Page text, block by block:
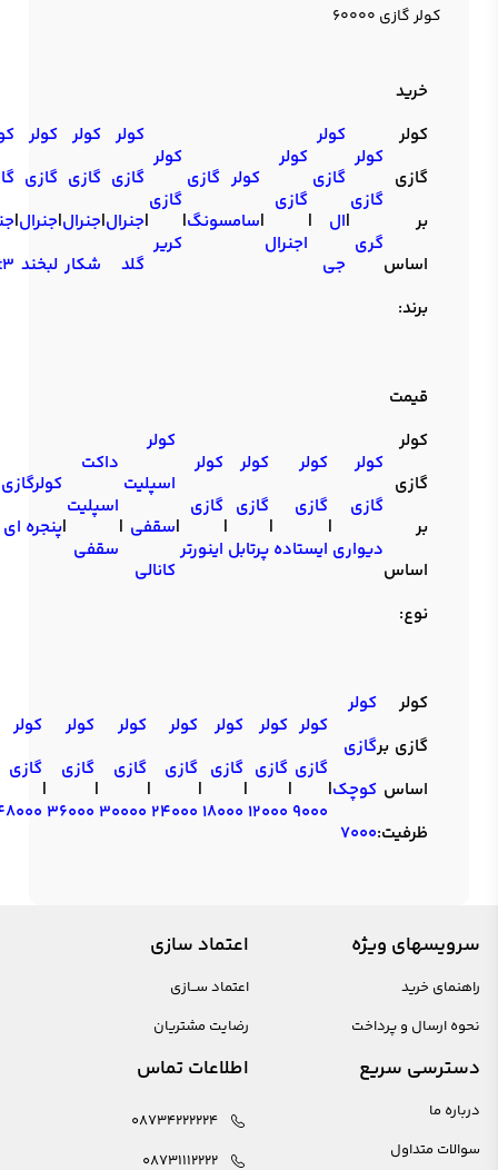
کولر گازی 60000
خرید
کولر
گازی
بر
اساس
برند:
کولر
گازی
گری
|
کولر
گازی
ال
جی
|
کولر
گازی
اجنرال
|
کولر گازی
سامسونگ|
کولر
گازی
کریر
|
کولر
گازی
جنرال
گلد
|
کولر
گازی
جنرال
شکار
|
کولر
گازی
جنرال
لبخند
|
قیمت
کولر
گازی
بر
اساس
نوع:
کولر
گازی
دیواری
|
کولر
گازی
ایستاده
|
کولر
گازی
پرتابل
|
کولر
گازی
اینورتر
|
کولر
اسپلیت
سقفی
کانالی
|
داکت
اسپلیت
سقفی
|
کولرگازی
پنجره ای
کولر
گازی بر
اساس
ظرفیت:
کولر
گازی
کوچک
7000
|
کولر
گازی
9000
|
کولر
گازی
12000
|
کولر
گازی
18000
|
کولر
گازی
24000
|
کولر
گازی
30000
|
کولر
گازی
36000
|
کولر
گازی
سرویسهای ویژه
راهنمای خرید
نحوه ارسال و پرداخت
اعتماد سازی
اعتماد ســازی
رضایت مشتریان
دسترسی سریع
درباره ما
سوالات متداول
اطلاعات تماس
08734222224
08731112222